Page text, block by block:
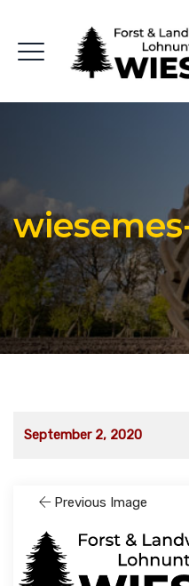
September 2, 2020
Previous Image